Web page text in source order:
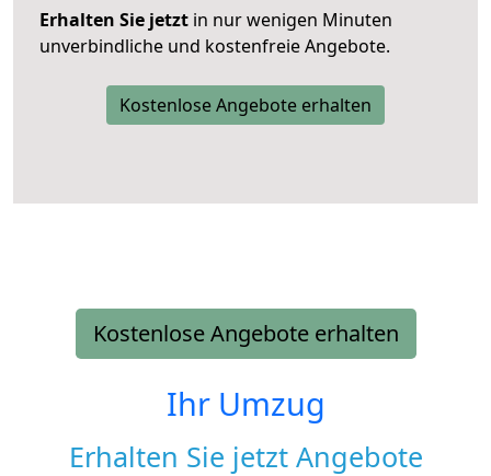
Erhalten Sie jetzt in nur wenigen Minuten
unverbindliche und kostenfreie Angebote.
Kostenlose Angebote erhalten
Kostenlose Angebote erhalten
Ihr Umzug
Erhalten Sie jetzt Angebote